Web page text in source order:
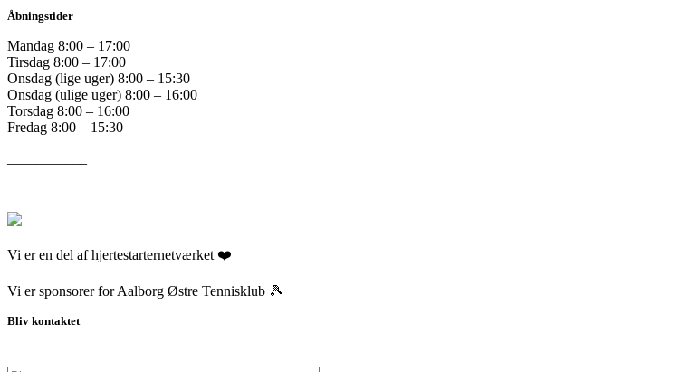
Åbningstider
Mandag 8:00 – 17:00
Tirsdag 8:00 – 17:00
Onsdag (lige uger) 8:00 – 15:30
Onsdag (ulige uger) 8:00 – 16:00
Torsdag 8:00 – 16:00
Fredag 8:00 – 15:30
Vi er en del af hjertestarternetværket ❤️
Vi er sponsorer for Aalborg Østre Tennisklub 🎾
Bliv kontaktet